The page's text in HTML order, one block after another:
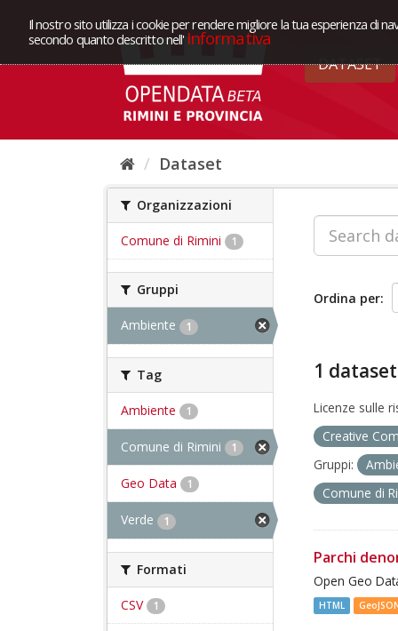
Il nostro sito utilizza i cookie per rendere migliore la tua esperienza di
secondo quanto descritto nell' Informativa
DATASET
Dataset
Organizzazioni
Comune di Rimini 1
Gruppi
Ambiente 1
Tag
Ambiente 1
Comune di Rimini 1
Geo Data 1
Verde 1
Formati
CSV 1
Ordina per
1
Licenze sulle
Creative
Gruppi:
Comune di
Parchi
Open Geo
HTML